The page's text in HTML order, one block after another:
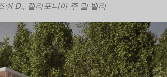
쉬 D., 캘리포니아 주 밀 밸리